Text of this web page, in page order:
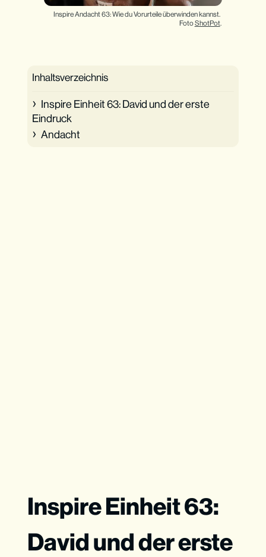
Inspire Andacht 63: Wie du Vorurteile überwinden kannst.
Foto ShotPot.
Inhaltsverzeichnis
Inspire Einheit 63: David und der erste
Eindruck
Andacht
Inspire Einheit 63:
David und der erste